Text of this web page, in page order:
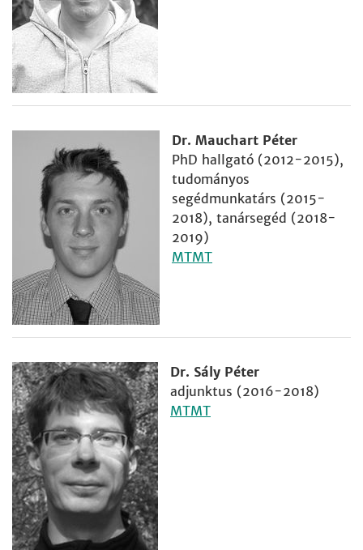
Dr. Mauchart Péter
PhD hallgató (2012-2015),
tudományos
segédmunkatárs (2015-
2018), tanársegéd (2018-
2019)
MTMT
Dr. Sály Péter
adjunktus (2016-2018)
MTMT